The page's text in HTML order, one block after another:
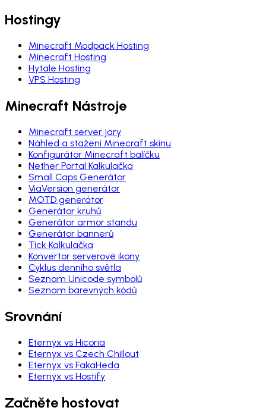
Hostingy
Minecraft Modpack Hosting
Minecraft Hosting
Hytale Hosting
VPS Hosting
Minecraft Nástroje
Minecraft server jary
Náhled a stažení Minecraft skinu
Konfigurátor Minecraft balíčku
Nether Portal Kalkulačka
Small Caps Generátor
ViaVersion generátor
MOTD generátor
Generátor kruhů
Generátor armor standu
Generátor bannerů
Tick Kalkulačka
Konvertor serverové ikony
Cyklus denního světla
Seznam Unicode symbolů
Seznam barevných kódů
Srovnání
Eternyx vs Hicoria
Eternyx vs Czech Chillout
Eternyx vs FakaHeda
Eternyx vs Hostify
Začněte hostovat